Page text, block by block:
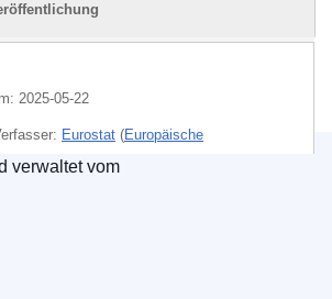
2025-05-22
Eurostat (Europäische
Europäische Kommission
der Europäischen
verwaltet vom